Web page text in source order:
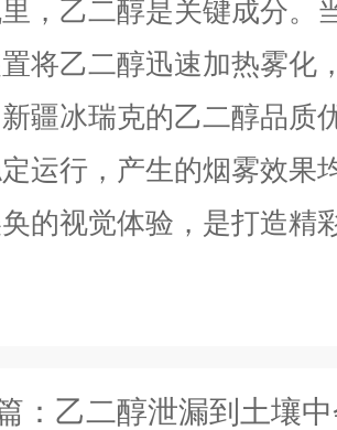
，乙二醇是关键成分。
将乙二醇迅速加热雾化
疆冰瑞克的乙二醇品质
运行，产生的烟雾效果
的视觉体验，是打造精
： 乙二醇泄漏到土壤中会造成